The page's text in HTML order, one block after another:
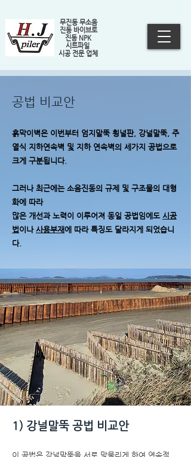
무진동 무소음
진동 바이브로
진동 NPK
시트파일
​시공 전문 업체
공법 비교안
흙막이벽은 이번부터 엄지말뚝 횡널판, 강널말뚝, 주
열식 지하연속벽 및 지하 연속벽의 세가지 공법으로
크게 구분됩니다.
그러나 최근에는 소음진동의 규제 및 구조물의 대형
화에 따라
많은 개선과 노력이 이루어져 동일 공법임에도 시공
법이나 사용부재에 따라 특징도 달라지게 되었습니
다.
1) 강널말뚝 공법 비교안
이 공법은 강널말뚝을 서로 맞물리게 하여 연속적